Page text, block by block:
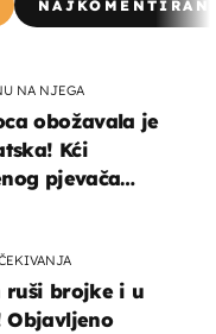
NA NJEGA
obožavala je
Kći
pjevača
ruši brojke i u
Objavljeno